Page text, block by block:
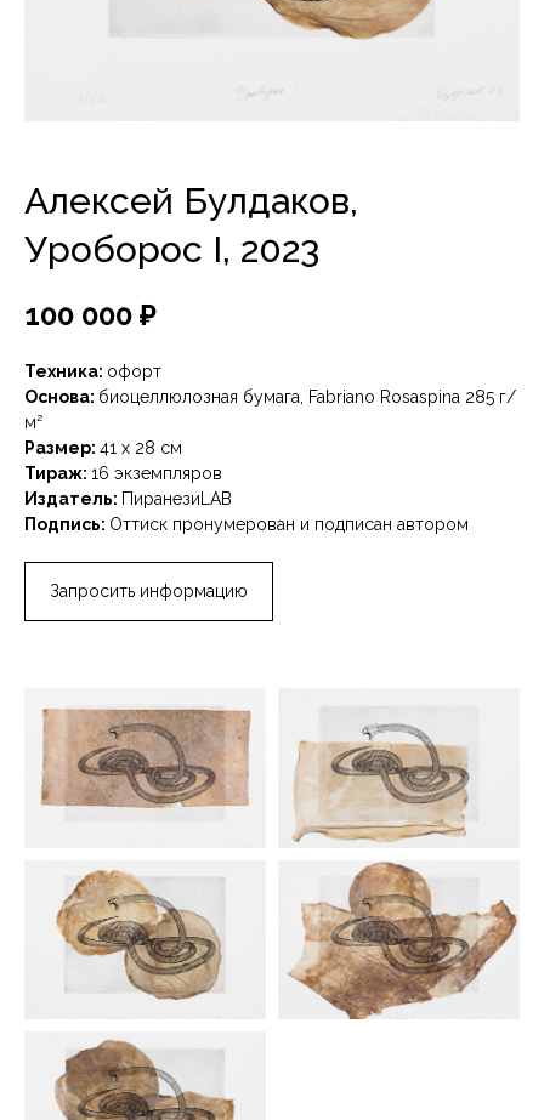
Алексей Булдаков,
Уроборос I, 2023
100 000 ₽
Техника: офорт
Основа: биоцеллюлозная бумага, Fabriano Rosaspina 285 г/
м²
Размер: 41 х 28 см
Тираж: 16 экземпляров
Издатель: ПиранезиLAB
Подпись: Оттиск пронумерован и подписан автором
Запросить информацию